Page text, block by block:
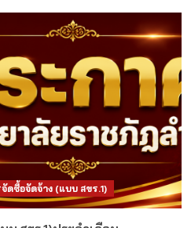
ดซื้อจัดจ้าง (แบบ สขร.1)